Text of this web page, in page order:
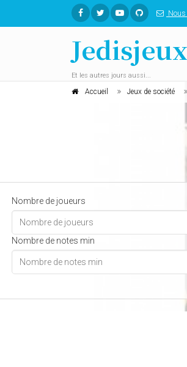
Nous
Jedisjeux
Et les autres jours aussi...
Accueil Jeux de société
Nombre de joueurs
Nombre de notes min